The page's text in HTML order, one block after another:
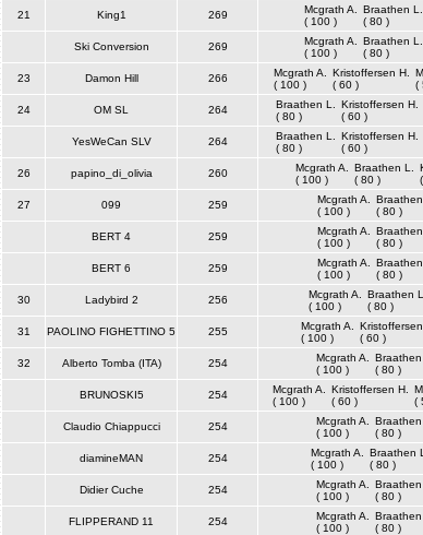
21 King1 269
Mcgrath A.
( 100 )
Braathen L.
( 80 )
Ski Conversion 269
Mcgrath A.
( 100 )
Braathen L.
( 80 )
23 Damon Hill 266
Mcgrath A.
( 100 )
Kristoffersen H.
( 60 )
(
24 OM SL 264
Braathen L.
( 80 )
Kristoffersen H.
( 60 )
YesWeCan SLV 264
Braathen L.
( 80 )
Kristoffersen H.
( 60 )
26 papino_di_olivia 260
Mcgrath A.
( 100 )
Braathen L.
( 80 )
27 099 259
Mcgrath A.
( 100 )
Braathen
( 80 )
BERT 4 259
Mcgrath A.
( 100 )
Braathen
( 80 )
BERT 6 259
Mcgrath A.
( 100 )
Braathen
( 80 )
30 Ladybird 2 256
Mcgrath A.
( 100 )
Braathen L.
( 80 )
31 PAOLINO FIGHETTINO 5 255
Mcgrath A.
( 100 )
Kristoffersen
( 60 )
32 Alberto Tomba (ITA) 254
Mcgrath A.
( 100 )
Braathen
( 80 )
BRUNOSKI5 254
Mcgrath A.
( 100 )
Kristoffersen H.
( 60 )
(
Claudio Chiappucci 254
Mcgrath A.
( 100 )
Braathen
( 80 )
diamineMAN 254
Mcgrath A.
( 100 )
Braathen L.
( 80 )
Didier Cuche 254
Mcgrath A.
( 100 )
Braathen
( 80 )
FLIPPERAND 11 254
Mcgrath A.
( 100 )
Braathen
( 80 )